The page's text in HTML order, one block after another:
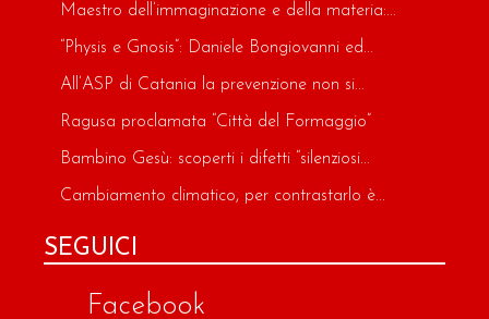
Maestro dell’immaginazione e della materia:...
“Physis e Gnosis”: Daniele Bongiovanni ed...
All’ASP di Catania la prevenzione non si...
Ragusa proclamata “Città del Formaggio”
Bambino Gesù: scoperti i difetti “silenziosi...
Cambiamento climatico, per contrastarlo è...
SEGUICI
Facebook